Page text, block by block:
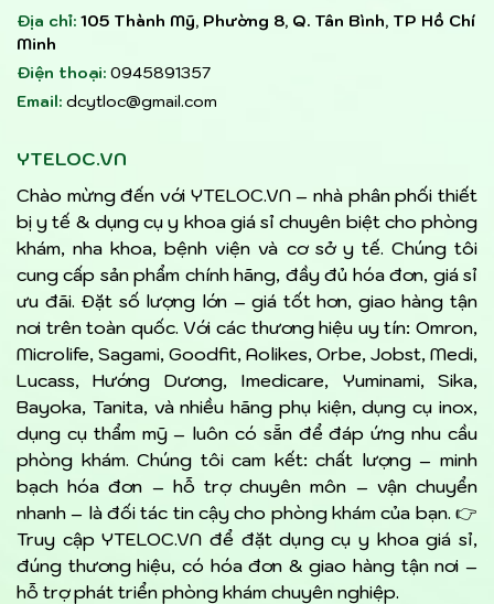
Địa chỉ: 105 Thành Mỹ, Phường 8, Q. Tân Bình, TP Hồ Chí
Minh
Điện thoại: 0945891357
Email: dcytloc@gmail.com
YTELOC.VN
Chào mừng đến với YTELOC.VN – nhà phân phối thiết
bị y tế & dụng cụ y khoa giá sỉ chuyên biệt cho phòng
khám, nha khoa, bệnh viện và cơ sở y tế. Chúng tôi
cung cấp sản phẩm chính hãng, đầy đủ hóa đơn, giá sỉ
ưu đãi. Đặt số lượng lớn – giá tốt hơn, giao hàng tận
nơi trên toàn quốc. Với các thương hiệu uy tín: Omron,
Microlife, Sagami, Goodfit, Aolikes, Orbe, Jobst, Medi,
Lucass, Hướng Dương, Imedicare, Yuminami, Sika,
Bayoka, Tanita, và nhiều hãng phụ kiện, dụng cụ inox,
dụng cụ thẩm mỹ – luôn có sẵn để đáp ứng nhu cầu
phòng khám. Chúng tôi cam kết: chất lượng – minh
bạch hóa đơn – hỗ trợ chuyên môn – vận chuyển
nhanh – là đối tác tin cậy cho phòng khám của bạn. 👉
Truy cập YTELOC.VN để đặt dụng cụ y khoa giá sỉ,
đúng thương hiệu, có hóa đơn & giao hàng tận nơi –
hỗ trợ phát triển phòng khám chuyên nghiệp.